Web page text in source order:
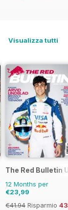
Visualizza tutti
The Red Bulletin
12 Months per
€23,99
€41.94 Risparmio